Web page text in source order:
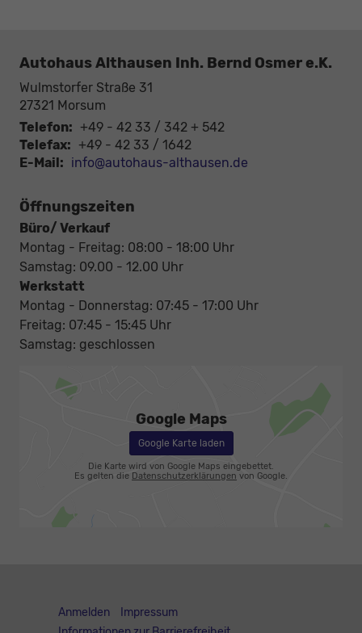
Autohaus Althausen Inh. Bernd Osmer e.K.
Wulmstorfer Straße 31
27321 Morsum
Telefon: +49 - 42 33 / 342 + 542
Telefax: +49 - 42 33 / 1642
E-Mail: info@autohaus-althausen.de
Öffnungszeiten
Büro/ Verkauf
Montag - Freitag: 08:00 - 18:00 Uhr
Samstag: 09.00 - 12.00 Uhr
Werkstatt
Montag - Donnerstag: 07:45 - 17:00 Uhr
Freitag: 07:45 - 15:45 Uhr
Samstag: geschlossen
Google Maps
Google Karte laden
Die Karte wird von Google Maps eingebettet.
Es gelten die Datenschutzerklärungen von Google.
Anmelden
Impressum